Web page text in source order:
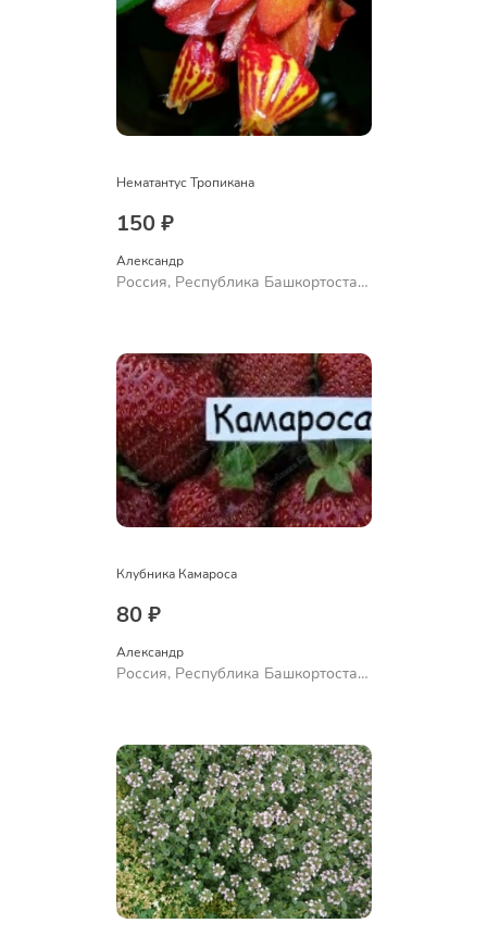
Нематантус Тропикана
150 ₽
Александр
Россия, Республика Башкортостан,
Клубника Камароса
80 ₽
Александр
Россия, Республика Башкортостан,